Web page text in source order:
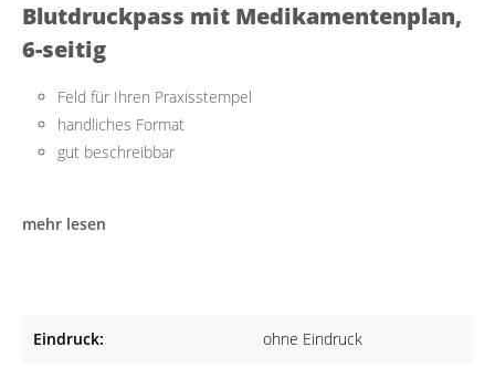
Blutdruckpass mit Medikamentenplan,
6-seitig
Feld für Ihren Praxisstempel
handliches Format
gut beschreibbar
Der persönliche Blutdruckpass ist ein wichtiges Instrument für
Durch das handliche Format und den übersichtlichen Aufbau
mehr lesen
Eindruck: ohne Eindruck